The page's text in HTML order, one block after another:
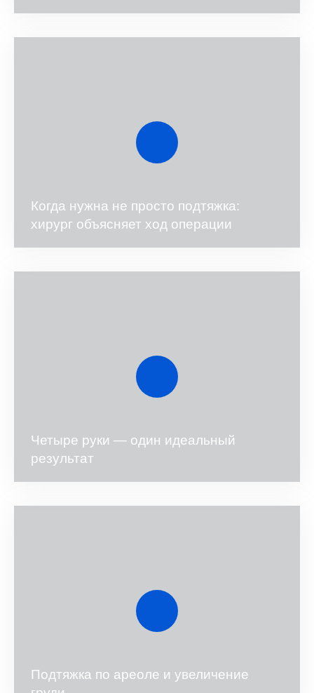
Когда нужна не просто подтяжка:
хирург объясняет ход операции
Четыре руки — один идеальный
результат
Подтяжка по ареоле и увеличение